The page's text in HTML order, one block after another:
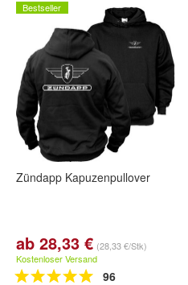
Bestseller
Zündapp Kapuzenpullover
ab 28,33 € (28,33 €/Stk)
Kostenloser Versand
96